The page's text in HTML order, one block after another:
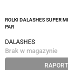
ROLKI DALASHES SUPER
PAR
DALASHES
Brak w magazynie
RAPORT